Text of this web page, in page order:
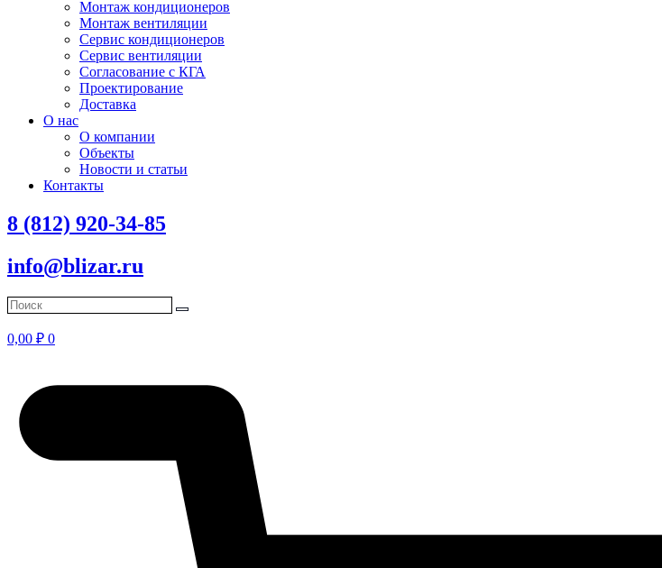
Монтаж кондиционеров
Монтаж вентиляции
Сервис кондиционеров
Сервис вентиляции
Согласование с КГА
Проектирование
Доставка
О нас
О компании
Объекты
Новости и статьи
Контакты
8 (812) 920-34-85
info@blizar.ru
0,00 ₽ 0